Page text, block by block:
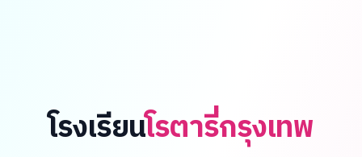
โรงเรียนโรตารี่กรุงเทพ